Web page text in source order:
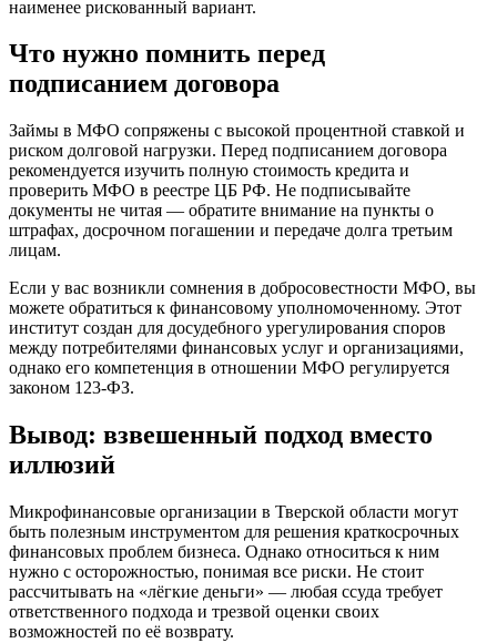
наименее рискованный вариант.
Что нужно помнить перед
подписанием договора
Займы в МФО сопряжены с высокой процентной ставкой и
риском долговой нагрузки. Перед подписанием договора
рекомендуется изучить полную стоимость кредита и
проверить МФО в реестре ЦБ РФ. Не подписывайте
документы не читая — обратите внимание на пункты о
штрафах, досрочном погашении и передаче долга третьим
лицам.
Если у вас возникли сомнения в добросовестности МФО, вы
можете обратиться к финансовому уполномоченному. Этот
институт создан для досудебного урегулирования споров
между потребителями финансовых услуг и организациями,
однако его компетенция в отношении МФО регулируется
законом 123-ФЗ.
Вывод: взвешенный подход вместо
иллюзий
Микрофинансовые организации в Тверской области могут
быть полезным инструментом для решения краткосрочных
финансовых проблем бизнеса. Однако относиться к ним
нужно с осторожностью, понимая все риски. Не стоит
рассчитывать на «лёгкие деньги» — любая ссуда требует
ответственного подхода и трезвой оценки своих
возможностей по её возврату.